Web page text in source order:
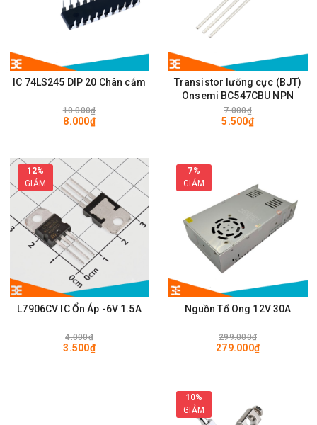
IC 74LS245 DIP 20 Chân cắm
10.000₫
8.000₫
Transistor lưỡng cực (BJT)
Onsemi BC547CBU NPN
7.000₫
5.500₫
12%
GIẢM
L7906CV IC Ổn Áp -6V 1.5A
4.000₫
3.500₫
7%
GIẢM
Nguồn Tổ Ong 12V 30A
299.000₫
279.000₫
10%
GIẢM